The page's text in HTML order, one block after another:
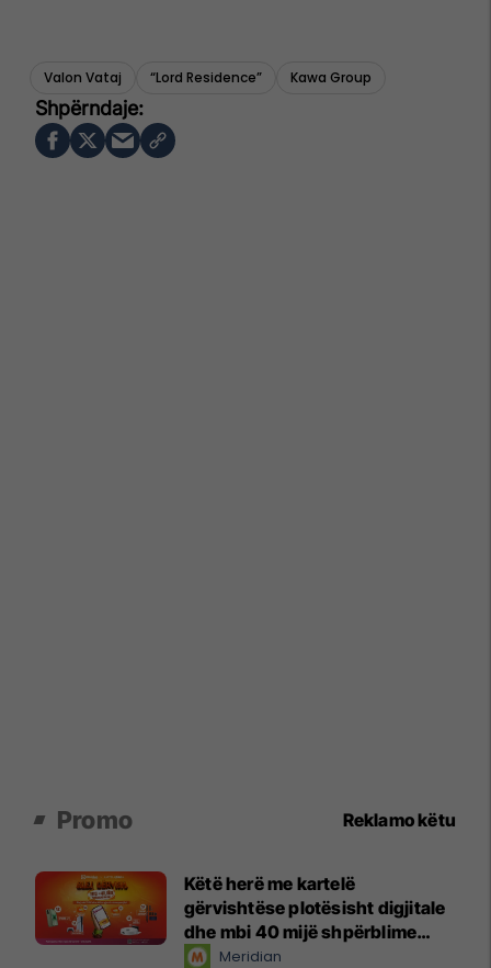
Valon Vataj “lord Residence” Kawa Group
Promo Reklamo këtu
Këtë herë me kartelë
gërvishtëse plotësisht digjitale
dhe mbi 40 mijë shpërblime
instant!Meridian